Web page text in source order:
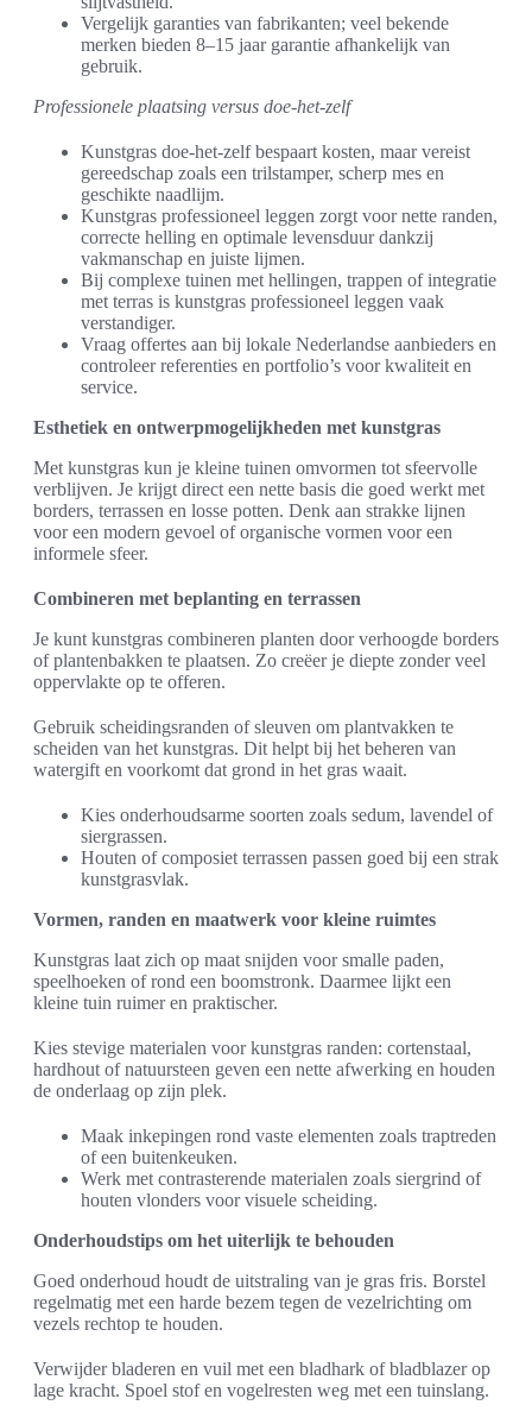
Vergelijk garanties van fabrikanten; veel bekende
merken bieden 8–15 jaar garantie afhankelijk van
gebruik.
Professionele plaatsing versus doe-het-zelf
Kunstgras doe-het-zelf bespaart kosten, maar vereist
gereedschap zoals een trilstamper, scherp mes en
geschikte naadlijm.
Kunstgras professioneel leggen zorgt voor nette randen,
correcte helling en optimale levensduur dankzij
vakmanschap en juiste lijmen.
Bij complexe tuinen met hellingen, trappen of integratie
met terras is kunstgras professioneel leggen vaak
verstandiger.
Vraag offertes aan bij lokale Nederlandse aanbieders en
controleer referenties en portfolio’s voor kwaliteit en
service.
Esthetiek en ontwerpmogelijkheden met kunstgras
Met kunstgras kun je kleine tuinen omvormen tot sfeervolle
verblijven. Je krijgt direct een nette basis die goed werkt met
borders, terrassen en losse potten. Denk aan strakke lijnen
voor een modern gevoel of organische vormen voor een
informele sfeer.
Combineren met beplanting en terrassen
Je kunt kunstgras combineren planten door verhoogde borders
of plantenbakken te plaatsen. Zo creëer je diepte zonder veel
oppervlakte op te offeren.
Gebruik scheidingsranden of sleuven om plantvakken te
scheiden van het kunstgras. Dit helpt bij het beheren van
watergift en voorkomt dat grond in het gras waait.
Kies onderhoudsarme soorten zoals sedum, lavendel of
siergrassen.
Houten of composiet terrassen passen goed bij een strak
kunstgrasvlak.
Vormen, randen en maatwerk voor kleine ruimtes
Kunstgras laat zich op maat snijden voor smalle paden,
speelhoeken of rond een boomstronk. Daarmee lijkt een
kleine tuin ruimer en praktischer.
Kies stevige materialen voor kunstgras randen: cortenstaal,
hardhout of natuursteen geven een nette afwerking en houden
de onderlaag op zijn plek.
Maak inkepingen rond vaste elementen zoals traptreden
of een buitenkeuken.
Werk met contrasterende materialen zoals siergrind of
houten vlonders voor visuele scheiding.
Onderhoudstips om het uiterlijk te behouden
Goed onderhoud houdt de uitstraling van je gras fris. Borstel
regelmatig met een harde bezem tegen de vezelrichting om
vezels rechtop te houden.
Verwijder bladeren en vuil met een bladhark of bladblazer op
lage kracht. Spoel stof en vogelresten weg met een tuinslang.